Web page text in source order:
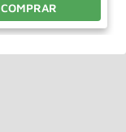
COMPRAR